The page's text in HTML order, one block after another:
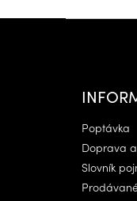
Poptávka
Doprava
Slovník